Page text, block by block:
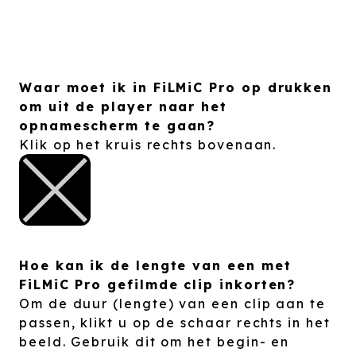
Waar moet ik in FiLMiC Pro op drukken
om uit de player naar het
opnamescherm te gaan?
Klik op het kruis rechts bovenaan.
Hoe kan ik de lengte van een met
FiLMiC Pro gefilmde clip inkorten?
Om de duur (lengte) van een clip aan te
passen, klikt u op de schaar rechts in het
beeld. Gebruik dit om het begin- en